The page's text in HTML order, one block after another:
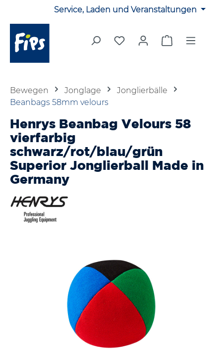
Zum Hauptinhalt springenService, Laden und Veranstaltungen
Du hast 0 Produkte auf
Warenkorb
Bewegen Jonglage
Jonglierbälle
Beanbags 58mm velours
Henrys Beanbag Velours 58
vierfarbig
schwarz/rot/blau/grün
Superior Jonglierball Made in
Germany